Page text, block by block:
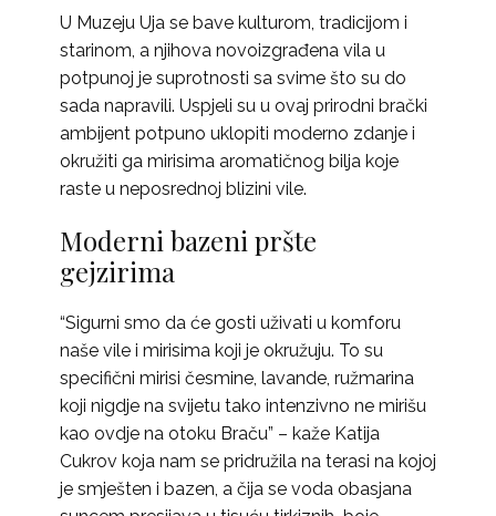
U Muzeju Uja se bave kulturom, tradicijom i
starinom, a njihova novoizgrađena vila u
potpunoj je suprotnosti sa svime što su do
sada napravili. Uspjeli su u ovaj prirodni brački
ambijent potpuno uklopiti moderno zdanje i
okružiti ga mirisima aromatičnog bilja koje
raste u neposrednoj blizini vile.
Moderni bazeni pršte
gejzirima
“Sigurni smo da će gosti uživati u komforu
naše vile i mirisima koji je okružuju. To su
specifični mirisi česmine, lavande, ružmarina
koji nigdje na svijetu tako intenzivno ne mirišu
kao ovdje na otoku Braču” – kaže Katija
Cukrov koja nam se pridružila na terasi na kojoj
je smješten i bazen, a čija se voda obasjana